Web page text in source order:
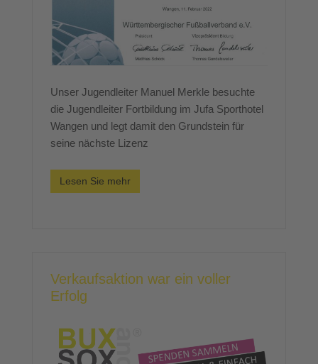
Unser Jugendleiter Manuel Merkle besuchte
die Jugendleiter Fortbildung im Jufa Sporthotel
Wangen und legt damit den Grundstein für
seine nächste Lizenz
Lesen Sie mehr
Verkaufsaktion war ein voller
Erfolg